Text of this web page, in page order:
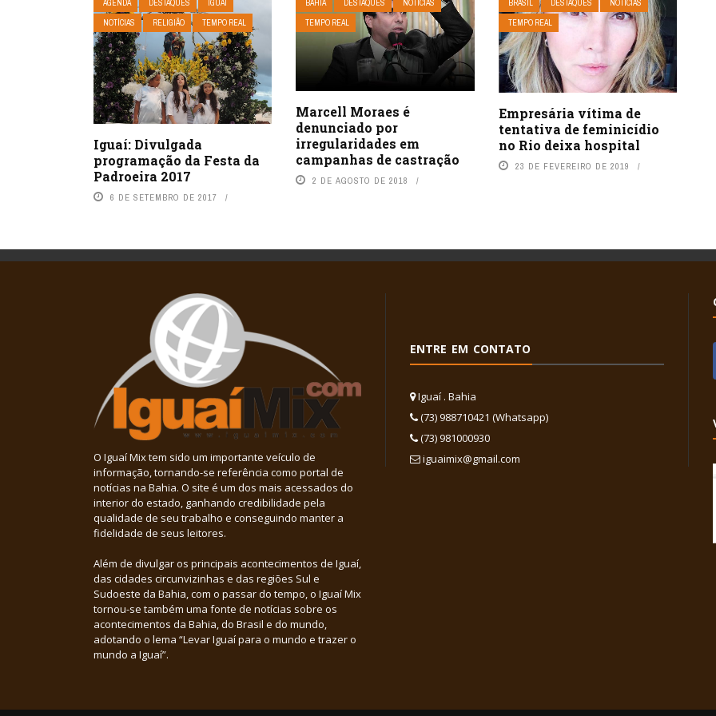
AGENDA DESTAQUES
IGUAÍ
NOTÍCIAS
RELIGIÃO TEMPO REAL
Iguaí: Divulgada
programação da Festa da
Padroeira 2017
6 DE SETEMBRO DE 2017
BAHIA DESTAQUES
NOTÍCIAS
TEMPO REAL
Marcell Moraes é
denunciado por
irregularidades em
campanhas de castração
2 DE AGOSTO DE 2018
BRASIL DESTAQUES
NOTÍCIAS
TEMPO REAL
Empresária vítima de
tentativa de feminicídio
no Rio deixa hospital
23 DE FEVEREIRO DE 2019
O Iguaí Mix tem sido um importante veículo de
informação, tornando-se referência como portal de
notícias na Bahia. O site é um dos mais acessados do
interior do estado, ganhando credibilidade pela
qualidade de seu trabalho e conseguindo manter a
fidelidade de seus leitores.
Além de divulgar os principais acontecimentos de Iguaí,
das cidades circunvizinhas e das regiões Sul e
Sudoeste da Bahia, com o passar do tempo, o Iguaí Mix
tornou-se também uma fonte de notícias sobre os
acontecimentos da Bahia, do Brasil e do mundo,
adotando o lema “Levar Iguaí para o mundo e trazer o
mundo a Iguaí”.
ENTRE EM CONTATO
Iguaí . Bahia
(73) 988710421 (Whatsapp)
(73) 981000930
iguaimix@gmail.com